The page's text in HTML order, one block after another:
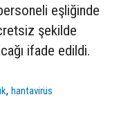
eşliğinde
şekilde
ifade edildi.
,hantavirüs